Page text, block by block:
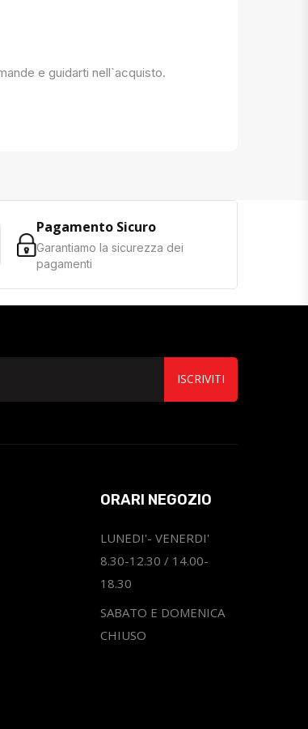
e guidarti nell`acquisto.
Pagamento Sicuro
Garantiamo la sicurezza dei
pagamenti
ISCRIVITI
ORARI NEGOZIO
LUNEDI'- VENERDI'
8.30-12.30 / 14.00-
18.30
SABATO E DOMENICA
CHIUSO